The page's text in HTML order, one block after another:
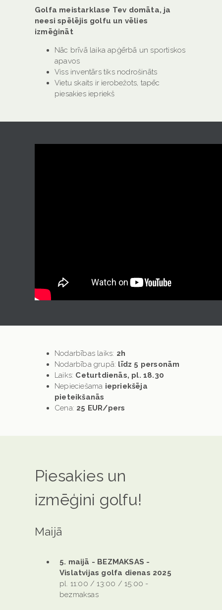
Golfa meistarklase Tev domāta, ja
neesi spēlējis golfu un vēlies
izmēģināt
Nāc brīvā laika apģērbā un sportiskos
apavos
Viss inventārs tiks nodrošināts
Vietu skaits ir ierobežots, tapēc
piesakies iepriekš
Nodarbības laiks: 2h
Nodarbība grupā: līdz 5 personām
Laiks: Ceturtdienās, pl. 18.30
Nepieciešama iepriekšēja
pieteikšanās
Cena: 25 EUR/pers
Piesakies un
izmēģini golfu!
Maijā
5. maijā - BEZMAKSAS -
Vislatvijas golfa dienas 2025
pl. 11:00 / 13:00 / 15:00 -
bezmaksas